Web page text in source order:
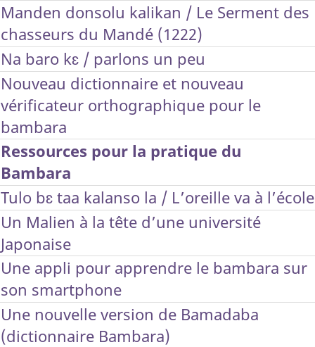
Manden donsolu kalikan / Le Serment des
chasseurs du Mandé (1222)
Na baro kɛ / parlons un peu
Nouveau dictionnaire et nouveau
vérificateur orthographique pour le
bambara
Ressources pour la pratique du
Bambara
Tulo bɛ taa kalanso la / L’oreille va à l’école
Un Malien à la tête d’une université
Japonaise
Une appli pour apprendre le bambara sur
son smartphone
Une nouvelle version de Bamadaba
(dictionnaire Bambara)